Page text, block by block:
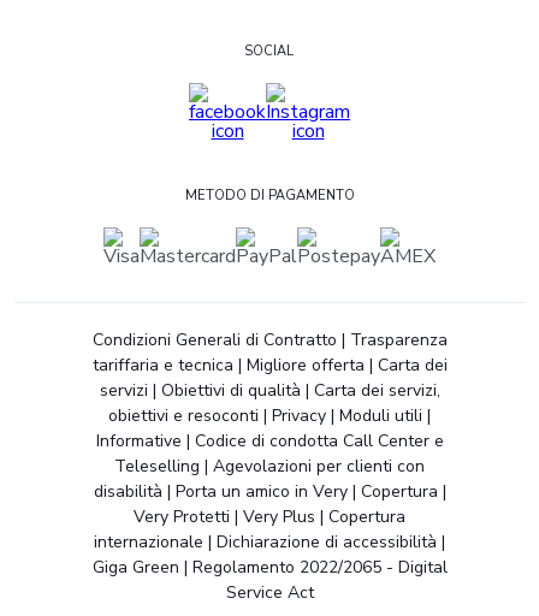
SOCIAL
METODO DI PAGAMENTO
Condizioni Generali di Contratto | Trasparenza
tariffaria e tecnica | Migliore offerta | Carta dei
servizi | Obiettivi di qualità | Carta dei servizi,
obiettivi e resoconti | Privacy | Moduli utili |
Informative | Codice di condotta Call Center e
Teleselling | Agevolazioni per clienti con
disabilità | Porta un amico in Very| Copertura |
Very Protetti | Very Plus | Copertura
internazionale | Dichiarazione di accessibilità |
Giga Green | Regolamento 2022/2065 - Digital
Service Act